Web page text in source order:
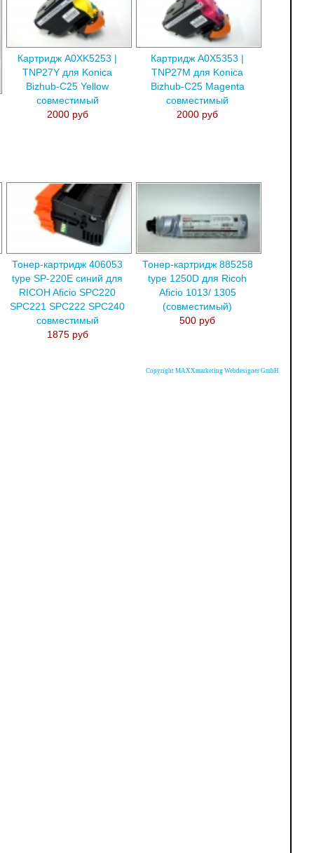
Картридж A0XK5253 |
TNP27Y для Konica
Bizhub-C25 Yellow
совместимый
2000 руб
Картридж A0X5353 |
TNP27M для Konica
Bizhub-C25 Magenta
совместимый
2000 руб
Тонер-картридж 406053
type SP-220E синий для
RICOH Aficio SPC220
SPC221 SPC222 SPC240
совместимый
1875 руб
Тонер-картридж 885258
type 1250D для Ricoh
Aficio 1013/ 1305
(совместимый)
500 руб
Copyright MAXXmarketing Webdesigner GmbH